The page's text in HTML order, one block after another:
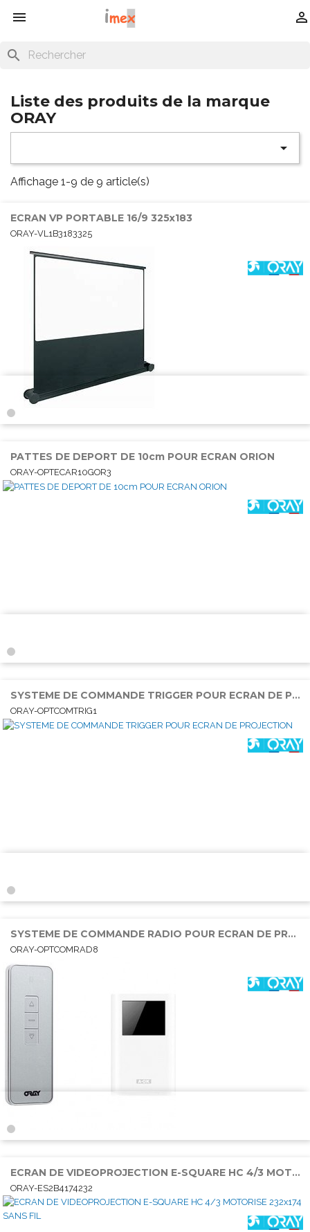
 
search
Liste des produits de la marque
ORAY

Affichage 1-9 de 9 article(s)
ECRAN VP PORTABLE 16/9 325x183
ORAY-VL1B3183325
PATTES DE DEPORT DE 10cm POUR ECRAN ORION
ORAY-OPTECAR10GOR3
SYSTEME DE COMMANDE TRIGGER POUR ECRAN DE PROJECTION
ORAY-OPTCOMTRIG1
SYSTEME DE COMMANDE RADIO POUR ECRAN DE PROJECTION
ORAY-OPTCOMRAD8
ECRAN DE VIDEOPROJECTION E-SQUARE HC 4/3 MOTORISE 232x174 SANS FIL
ORAY-ES2B4174232